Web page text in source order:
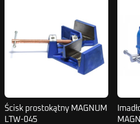
Ścisk prostokątny MAGNUM
LTW-045